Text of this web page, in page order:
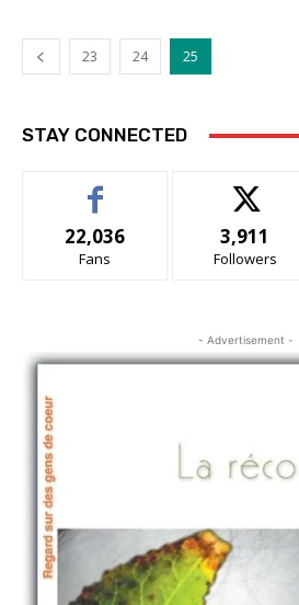
23 24 25
STAY CONNECTED
22,036
Fans
3,911
Followers
- Advertisement -